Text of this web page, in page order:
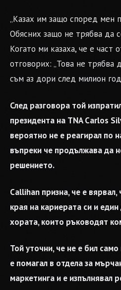
„Казах им защо според мен
Обясних защо не трябва да
Когато ми казаха, че е част
отговорих: „Това не трябва
съм аз дори след милион
След разговора той
президента на TNA Carlos
вероятно не е реагирал по
въпреки че продължава да
решението.
Callihan призна, че е
края на кариерата си и
хората, които ръководят
Той уточни, че не е бил
е помагал в отдела за
маркетинга и е изпълнявал